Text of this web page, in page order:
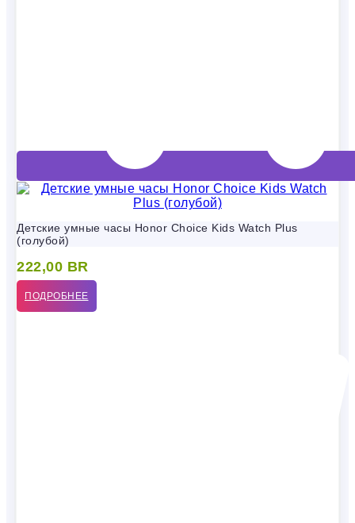
Детские умные часы Honor Choice Kids Watch Plus
(голубой)
222,00 BR
ПОДРОБНЕЕ